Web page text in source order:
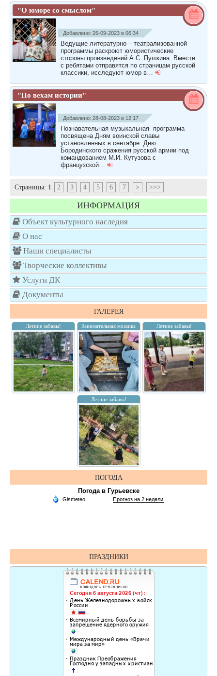
"О юморе со смыслом"
Добавлено: 26-09-2023 в 06:34
Ведущие литературно – театрализованной
программы раскроют юмористические
стороны произведений А.С. Пушкина. Вместе
с ребятами отправятся по страницам русской
классики, исследуют юмор в…
"По вехам истории"
Добавлено: 28-08-2023 в 12:17
Познавательная музыкальная программа
посвящена Дням воинской славы
установленных в сентябре: Дню
Бородинского сражения русской армии под
командованием М.И. Кутузова с
французской…
Страницы: 1 2 3 4 5 6 7 > >>>
ИНФОРМАЦИЯ
Объект культурного наследия
О нас
Наши специалисты
Творческие коллективы
Услуги ДК
Документы
ГАЛЕРЕЯ
Летние забавы! Занимательная мозаика Летние забавы!
Летние забавы!
ПОГОДА
Погода в Гурьевске
ПРАЗДНИКИ